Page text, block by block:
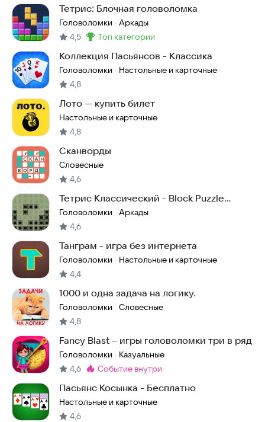
Тетрис: Блочная головоломка
Головоломки · Аркады
4,5
Метка:
топ категории
Коллекция Пасьянсов - Классика
Головоломки · Настольные и карточные
4,8
Лото — купить билет
Настольные и карточные
4,8
Сканворды
Словесные
4,6
Тетрис Классический - Block Puzzle
Classic
Головоломки · Аркады
4,6
Танграм - игра без интернета
Головоломки · Настольные и карточные
4,4
1000 и одна задача на логику.
Головоломки · Словесные
4,8
Fancy Blast – игры головоломки три в ряд
Головоломки · Казуальные
4,6 Метка:
событие внутри
Пасьянс Косынка - Бесплатно
Настольные и карточные
4,6